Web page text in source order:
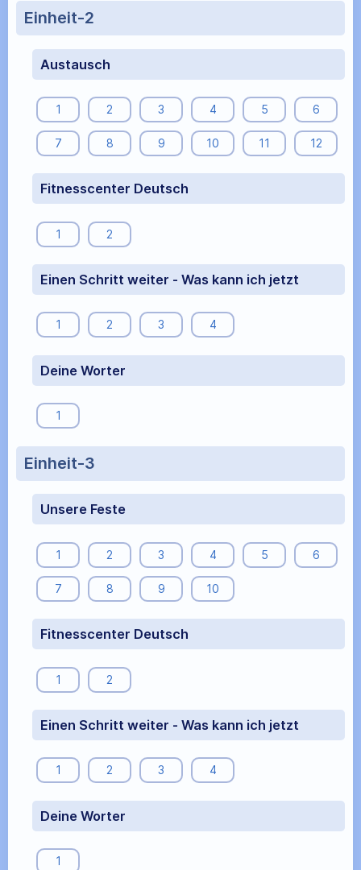
Einheit-2
Austausch
1 2 3 4 5 6
7 8 9 10 11 12
Fitnesscenter Deutsch
1 2
Einen Schritt weiter - Was kann ich jetzt
1 2 3 4
Deine Worter
1
Einheit-3
Unsere Feste
1 2 3 4 5 6
7 8 9 10
Fitnesscenter Deutsch
1 2
Einen Schritt weiter - Was kann ich jetzt
1 2 3 4
Deine Worter
1